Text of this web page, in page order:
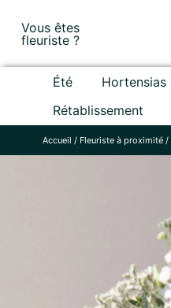
content
Vous êtes
fleuriste ?
Été Hortensias
Rétablissement
Accueil / Fleuriste à proximité/